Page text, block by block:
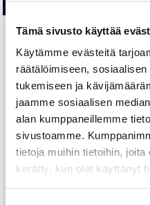
Tämä sivusto käyttää
Käytämme evästeitä
räätälöimiseen,
tukemiseen ja
jaamme sosiaalisen
alan kumppaneillemme
sivustoamme.
tietoja muihin tietoihin,
kerätty, kun olet käyttänyt
Tieto on hyödyllistä vasta,
se on järjestetty ja sitä on
helppo käyttää. Luomme
rakenteita, prosesseja ja
käytäntöjä. Ne pitävät
yritystiedot
luotettavina ja valmiina
tukemaan
liiketoimintapäätöksiä.